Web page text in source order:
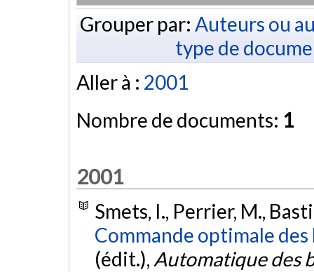
Grouper par: Auteurs ou
type de
Aller à : 2001
Nombre de documents: 1
2001
Smets, I., Perrier, M.,
Commande optimale
(édit.), Automatique des